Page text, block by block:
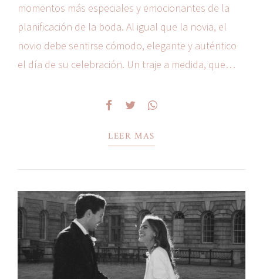
momentos más especiales y emocionantes de la
planificación de la boda. Al igual que la novia, el
novio debe sentirse cómodo, elegante y auténtico
el día de su celebración. Un traje a medida, que
LEER MAS